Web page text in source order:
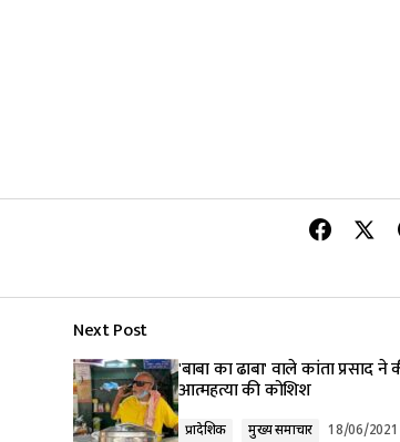
Next Post
'बाबा का ढाबा' वाले कांता प्रसाद ने
आत्महत्या की कोशिश
प्रादेशिक मुख्य समाचार 18/06/2021